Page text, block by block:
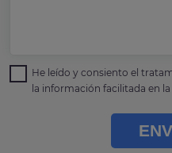
He leído y consiento el
la información facilitada en la